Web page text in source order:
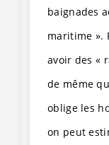
baignades
maritime ».
avoir des «
de même
oblige les
on peut